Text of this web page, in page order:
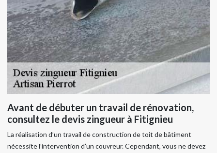
Avant de débuter un travail de rénovation,
consultez le devis zingueur à Fitignieu
La réalisation d’un travail de construction de toit de bâtiment
nécessite l’intervention d’un couvreur. Cependant, vous ne devez